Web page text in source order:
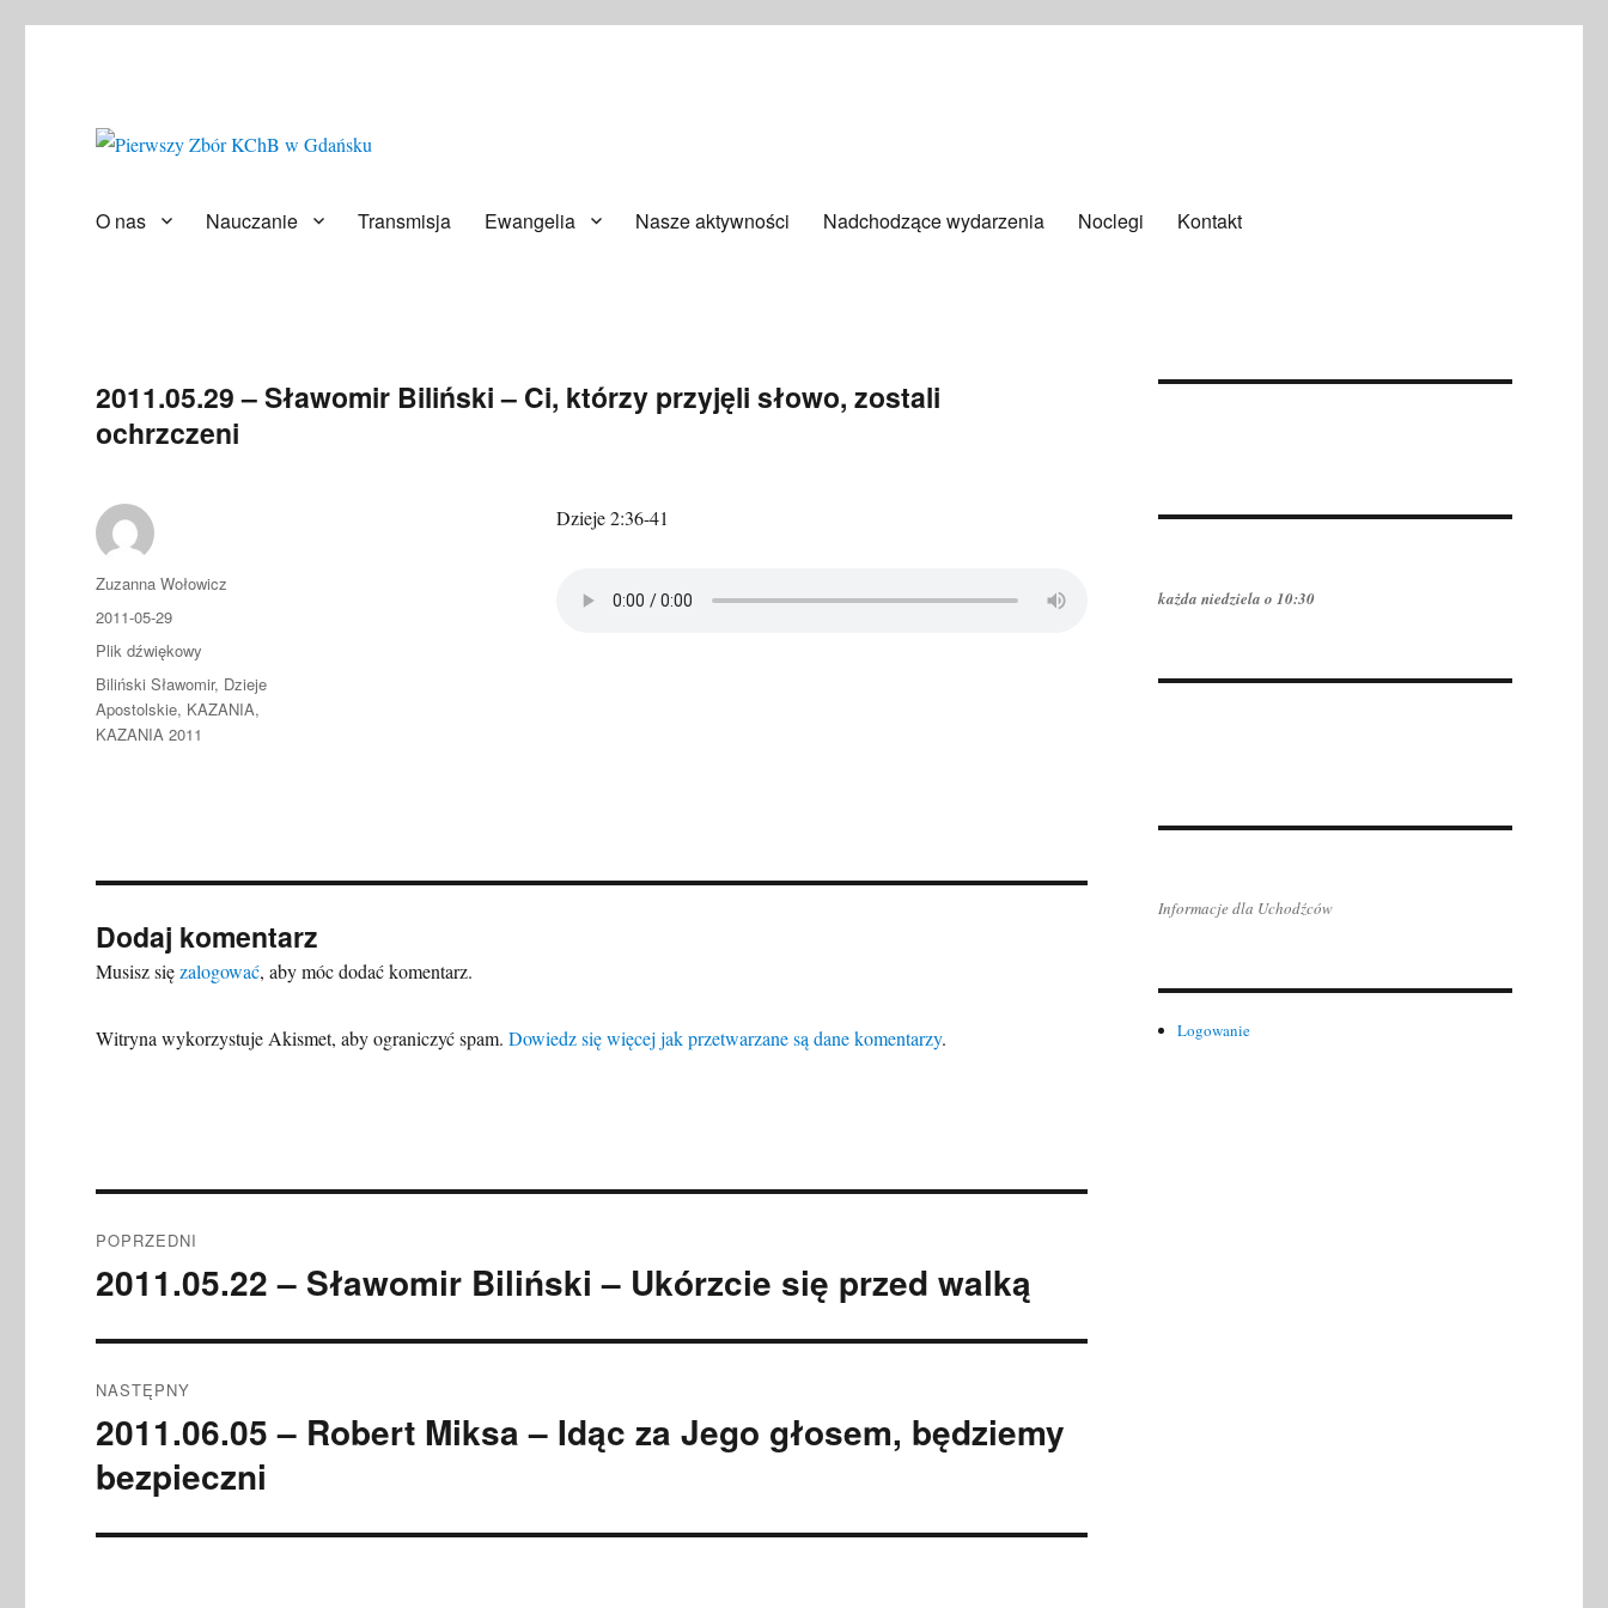
O nas Nauczanie Transmisja Ewangelia Nasze aktywności Nadchodzące wydarzenia Noclegi Kontakt
2011.05.29 – Sławomir Biliński – Ci, którzy przyjęli słowo, zostali
ochrzczeni
Dzieje 2:36-41
Autor
Zuzanna Wołowicz
Data
publikacji
2011-05-29
Format
Plik dźwiękowy
Kategorie
Biliński Sławomir, Dzieje
Apostolskie, KAZANIA,
KAZANIA 2011
Dodaj komentarz
Musisz sięzalogować, aby móc dodać komentarz.
Witryna wykorzystuje Akismet, aby ograniczyć spam.Dowiedz się więcej jak przetwarzane są dane komentarzy.
wpisu
POPRZEDNI
Poprzedni
2011.05.22 – Sławomir Biliński – Ukórzcie się przed walką
NASTĘPNY
Następny
wpis:
2011.06.05 – Robert Miksa – Idąc za Jego głosem, będziemy
bezpieczni
każda niedziela o 10:30
Informacje dla Uchodźców
Logowanie